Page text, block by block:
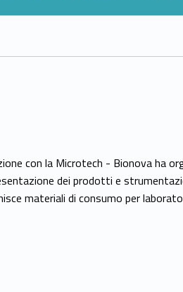
con la Microtech - Bionova ha
dei prodotti e
materiali di consumo per